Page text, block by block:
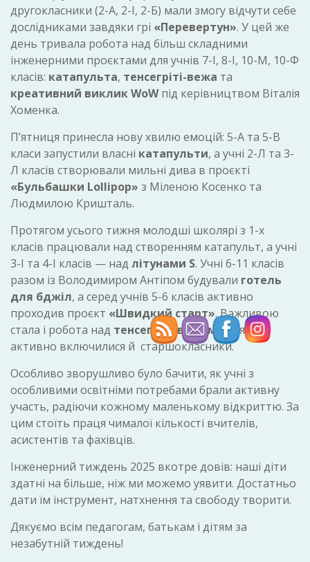
другокласники (2-А, 2-І, 2-Б) мали змогу відчути себе
дослідниками завдяки грі «Перевертун». У цей же
день тривала робота над більш складними
інженерними проєктами для учнів 7-І, 8-І, 10-М, 10-Ф
класів: катапульта, тенсегріті-вежа та
креативний виклик WoWпід керівництвом Віталія
Хоменка.
П’ятниця принесла нову хвилю емоцій: 5-А та 5-В
класи запустили власні катапульти, а учні 2-Л та 3-
Л класів створювали мильні дива в проєкті
«Бульбашки Lollipop» з Міленою Косенко та
Людмилою Кришталь.
Протягом усього тижня молодші школярі з 1-х
класів працювали над створенням катапульт, а учні
3-І та 4-І класів — над літунами S. Учні 6-11 класів
разом із Володимиром Антіпом будували готель
для бджіл, а серед учнів 5-6 класів активно
проходив проєкт «Швидкий старт». Важливою
стала і робота над тенсегріті-вежами, в які
активно включилися й старшокласники.
Особливо зворушливо було бачити, як учні з
особливими освітніми потребами брали активну
участь, радіючи кожному маленькому відкриттю. За
цим стоїть праця чималої кількості вчителів,
асистентів та фахівців.
Інженерний тиждень 2025 вкотре довів: наші діти
здатні на більше, ніж ми можемо уявити. Достатньо
дати їм інструмент, натхнення та свободу творити.
Дякуємо всім педагогам, батькам і дітям за
незабутній тиждень!